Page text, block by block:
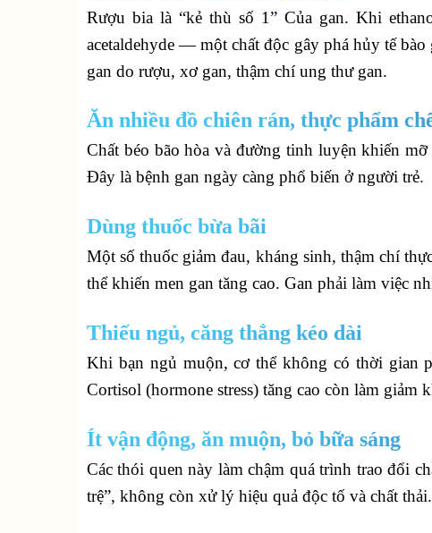
Rượu bia là “kẻ thù số 1” Của gan. Khi
acetaldehyde — một chất độc gây phá hủy tế
gan do rượu, xơ gan, thậm chí ung thư gan.
Ăn nhiều đồ chiên rán, thực phẩm
Chất béo bão hòa và đường tinh luyện khiến
Đây là bệnh gan ngày càng phổ biến ở người trẻ.
Dùng thuốc bừa bãi
Một số thuốc giảm đau, kháng sinh, thậm chí
thể khiến men gan tăng cao. Gan phải làm việc
Thiếu ngủ, căng thẳng kéo dài
Khi bạn ngủ muộn, cơ thể không có thời gian
Cortisol (hormone stress) tăng cao còn làm giảm
Ít vận động, ăn muộn, bỏ bữa sáng
Các thói quen này làm chậm quá trình trao đổi
trệ”, không còn xử lý hiệu quả độc tố và chất thải.